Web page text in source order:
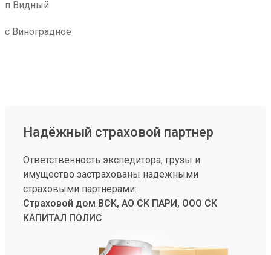
п Видный
с Виноградное
Надёжный страховой партнер
Ответственность экспедитора, грузы и
имущество застрахованы надежными
страховыми партнерами:
Страховой дом ВСК, АО СК ПАРИ, ООО СК
КАПИТАЛ ПОЛИС